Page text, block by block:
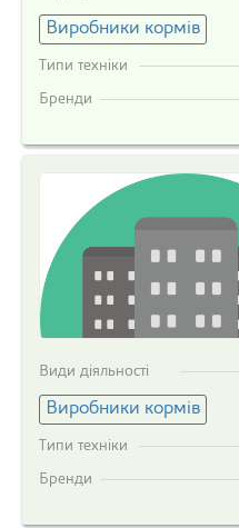
Виробники кормів
Типи техніки
Бренди
Види діяльності
Виробники кормів
Типи техніки
Бренди